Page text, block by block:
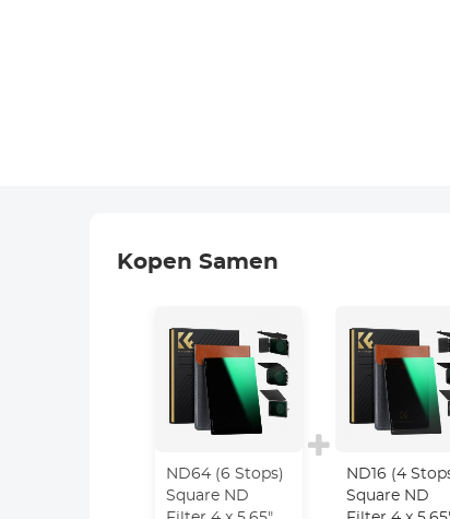
Kopen Samen
ND64 (6 Stops)
Square ND
ND16 (4
Square ND